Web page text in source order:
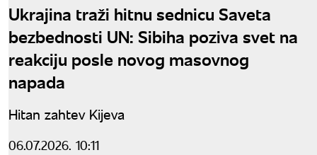
Ukrajina traži hitnu sednicu Saveta
bezbednosti UN: Sibiha poziva svet na
reakciju posle novog masovnog
napada
Hitan zahtev Kijeva
06.07.2026. 10:11